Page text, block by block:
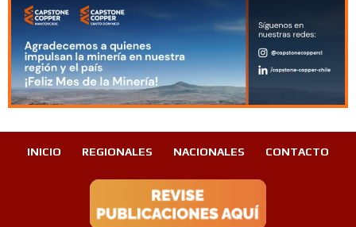
INICIO REGIONALES NACIONALES CONTACTO